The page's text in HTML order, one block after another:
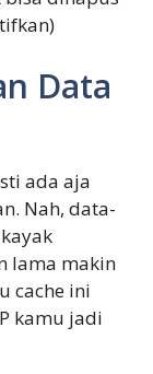
Data
ada aja
Nah, data-
lama makin
cache ini
kamu jadi